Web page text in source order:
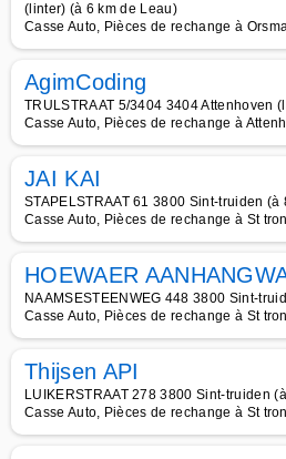
(linter) (à 6 km de Leau)
Casse Auto, Pièces de rechange à
AgimCoding
TRULSTRAAT 5/3404 3404 Attenhoven
Casse Auto, Pièces de rechange à
JAI KAI
STAPELSTRAAT 61 3800 Sint-truiden (à
Casse Auto, Pièces de rechange à St
HOEWAER
NAAMSESTEENWEG 448 3800 Sint-
Casse Auto, Pièces de rechange à St
Thijsen API
LUIKERSTRAAT 278 3800 Sint-truiden
Casse Auto, Pièces de rechange à St